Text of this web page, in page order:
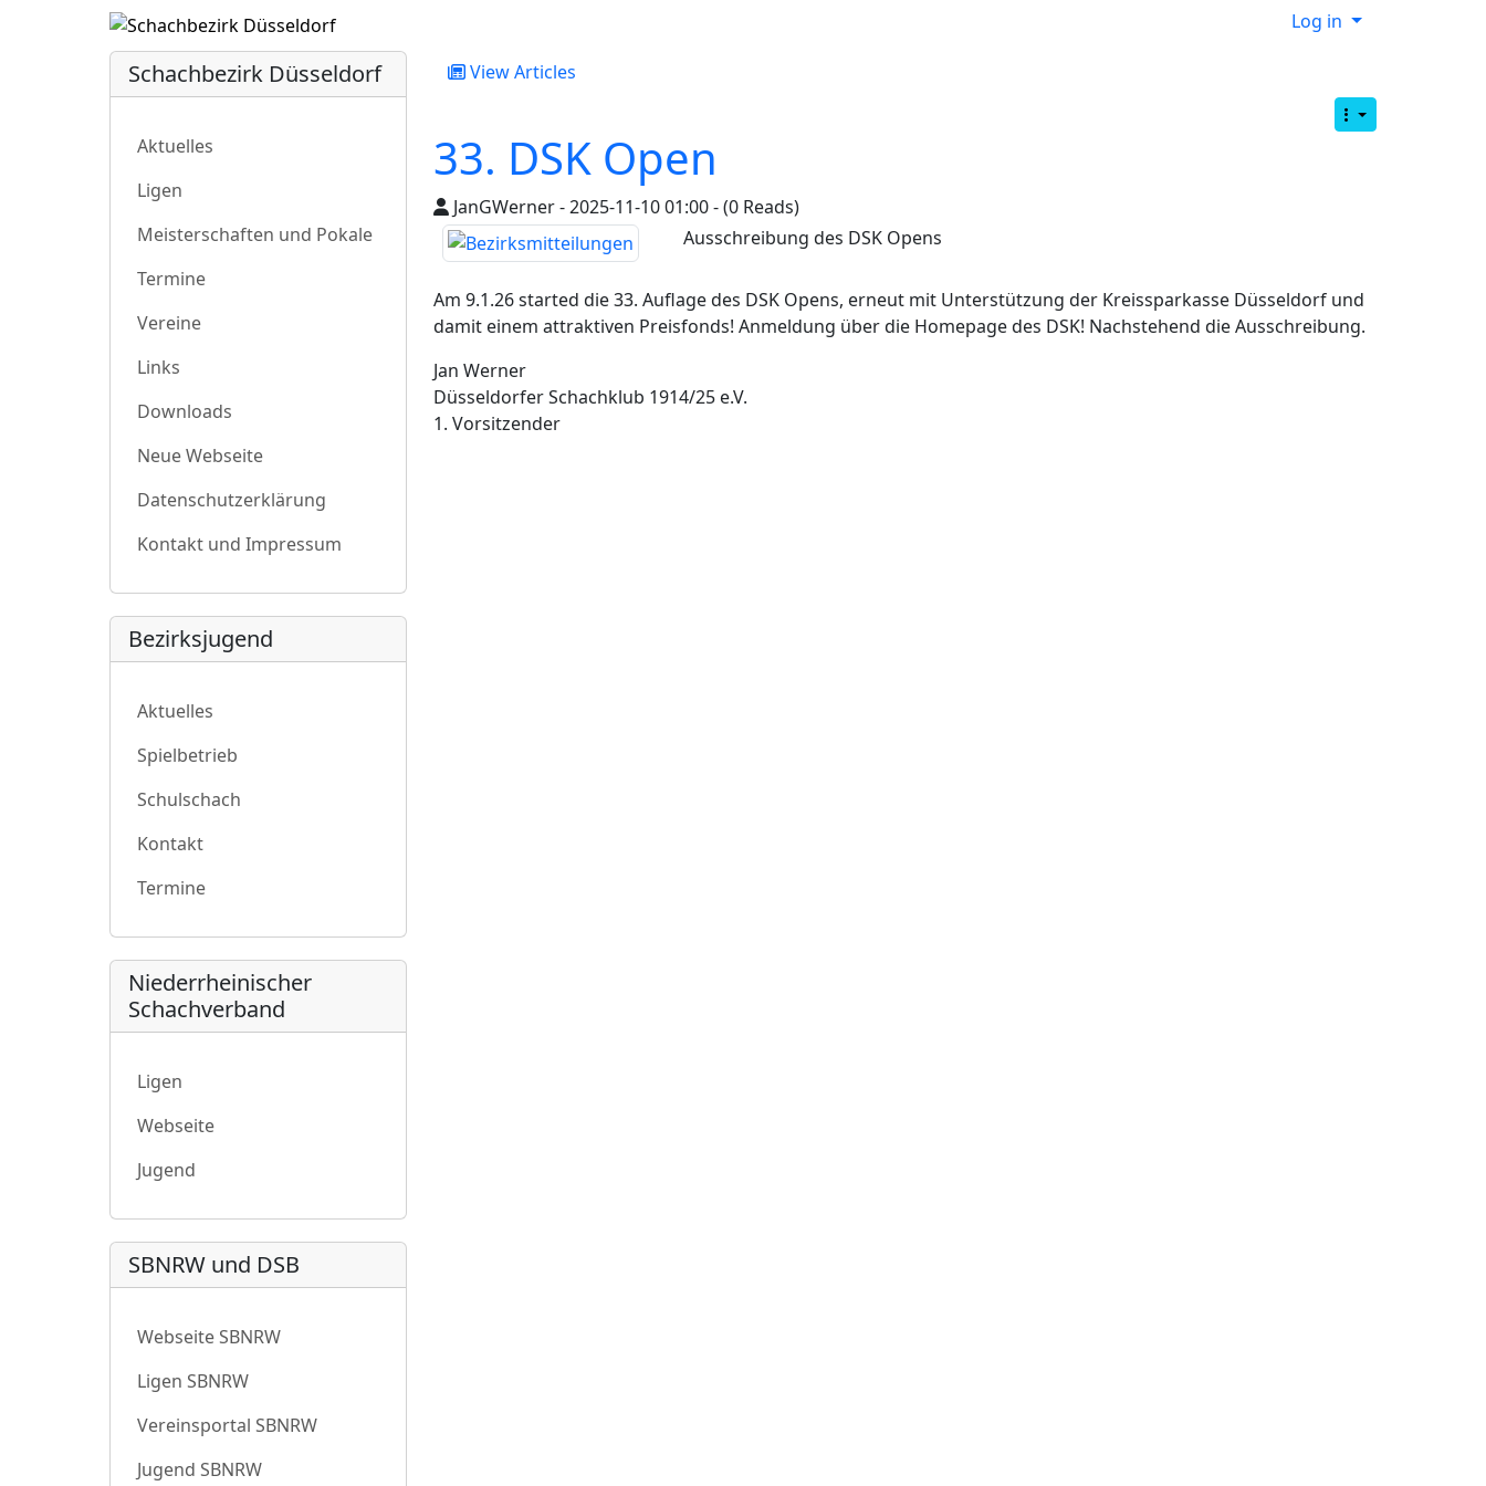
Log in
View Articles
33. DSK Open
JanGWerner - 2025-11-10 01:00 - (0 Reads)
Ausschreibung des DSK Opens
Am 9.1.26 started die 33. Auflage des DSK Opens, erneut mit Unterstützung der Kreissparkasse Düsseldorf und
damit einem attraktiven Preisfonds! Anmeldung über die Homepage des DSK! Nachstehend die Ausschreibung.
Jan Werner
Düsseldorfer Schachklub 1914/25 e.V.
1. Vorsitzender
Schachbezirk Düsseldorf
Aktuelles
Ligen
Meisterschaften und Pokale
Termine
Vereine
Links
Downloads
Neue Webseite
Datenschutzerklärung
Kontakt und Impressum
Bezirksjugend
Aktuelles
Spielbetrieb
Schulschach
Kontakt
Termine
Niederrheinischer
Schachverband
Ligen
Webseite
Jugend
SBNRW und DSB
Webseite SBNRW
Ligen SBNRW
Vereinsportal SBNRW
Jugend SBNRW